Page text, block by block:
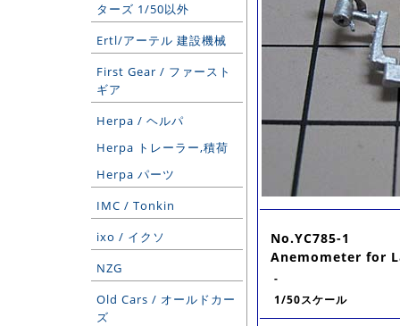
ターズ 1/50以外
Ertl/アーテル 建設機械
First Gear / ファースト
ギア
Herpa / ヘルパ
Herpa トレーラー,積荷
Herpa パーツ
IMC / Tonkin
ixo / イクソ
NZG
Old Cars / オールドカー
ズ
No.YC785-1
Anemometer for
-
1/50スケール